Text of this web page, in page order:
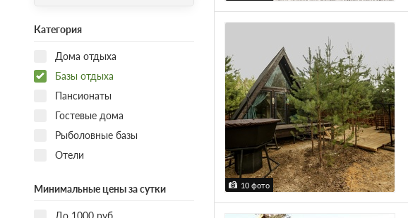
Категория
Дома отдыха
Базы отдыха
Пансионаты
Гостевые дома
Рыболовные базы
Отели
Минимальные цены за сутки
До 1000 руб.
10 фото